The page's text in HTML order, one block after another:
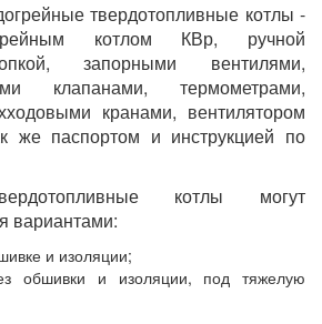
твердотопливные котлы -
котлом КВр, ручной
запорными вентилями,
клапанами, термометрами,
кранами, вентилятором
же паспортом и инструкцией по
котлы могут
вариантами:
и изоляции;
обшивки и изоляции, под тяжелую